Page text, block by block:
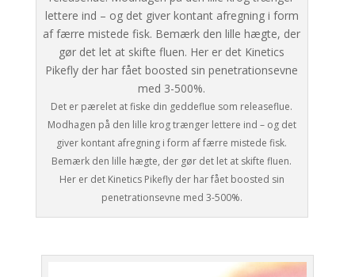
Det er pærelet at fiske din geddeflue som releaseflue.
Modhagen på den lille krog trænger lettere ind – og det
giver kontant afregning i form af færre mistede fisk.
Bemærk den lille hægte, der gør det let at skifte fluen.
Her er det Kinetics Pikefly der har fået boosted sin
penetrationsevne med 3-500%.